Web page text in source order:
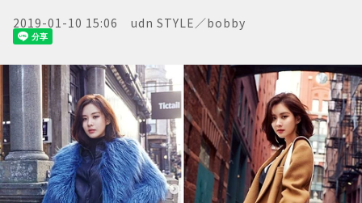
2019-01-10 15:06 udn STYLE／bobby